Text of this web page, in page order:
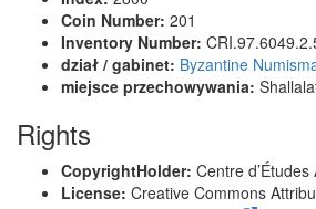
Coin Number: 201
Inventory Number:
dział / gabinet: Byzantine
miejsce przechowywania:
Rights
CopyrightHolder: Centre
License: Creative Commons